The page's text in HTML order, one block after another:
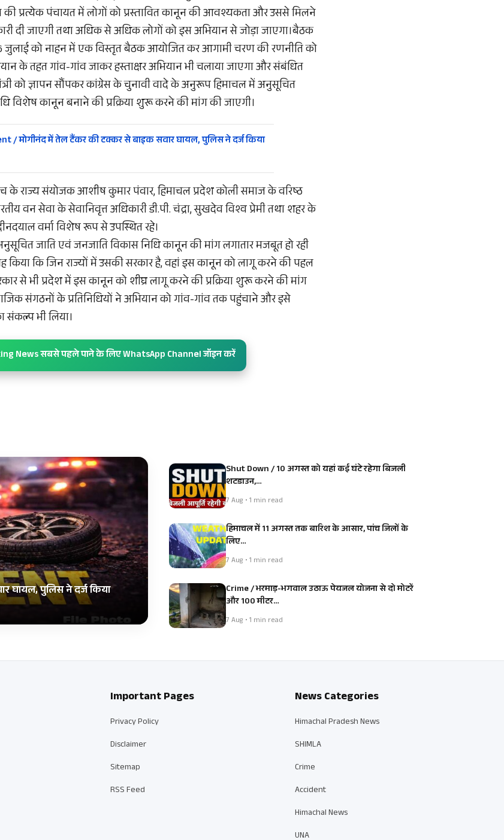
की प्रत्येक पंचायत में लोगों को प्रस्तावित कानून की आवश्यकता और उससे मिलने
दी जाएगी तथा अधिक से अधिक लोगों को इस अभियान से जोड़ा जाएगा।बैठक
जुलाई को नाहन में एक विस्तृत बैठक आयोजित कर आगामी चरण की रणनीति को
के तहत गांव-गांव जाकर हस्ताक्षर अभियान भी चलाया जाएगा और संबंधित
को ज्ञापन सौंपकर कांग्रेस के चुनावी वादे के अनुरूप हिमाचल में अनुसूचित
विशेष कानून बनाने की प्रक्रिया शुरू करने की मांग की जाएगी।
/ मोगीनंद में तेल टैंकर की टक्कर से बाइक सवार घायल, पुलिस ने दर्ज किया
राज्य संयोजक आशीष कुमार पंवार, हिमाचल प्रदेश कोली समाज के वरिष्ठ
वन सेवा के सेवानिवृत्त अधिकारी डी.पी. चंद्रा, सुखदेव विश्व प्रेमी तथा शहर के
वर्मा विशेष रूप से उपस्थित रहे।
जाति एवं जनजाति विकास निधि कानून की मांग लगातार मजबूत हो रही
किया कि जिन राज्यों में उसकी सरकार है, वहां इस कानून को लागू करने की पहल
से भी प्रदेश में इस कानून को शीघ्र लागू करने की प्रक्रिया शुरू करने की मांग
संगठनों के प्रतिनिधियों ने अभियान को गांव-गांव तक पहुंचाने और इसे
भी लिया।
News सबसे पहले पाने के लिए WhatsApp Channel जॉइन करें
घायल, पुलिस ने दर्ज किया
Shut Down / 10 अगस्त को यहां कई घंटे रहेगा बिजली
शटडाउन,…
7 Aug • 1 min read
हिमाचल में 11 अगस्त तक बारिश के आसार, पांच जिलों के
लिए…
7 Aug • 1 min read
Crime / भरमाड़-भगवाल उठाऊ पेयजल योजना से दो मोटरें
और 100 मीटर…
7 Aug • 1 min read
Important Pages
Privacy Policy
Disclaimer
Sitemap
RSS Feed
News Categories
Himachal Pradesh News
SHIMLA
Crime
Accident
Himachal News
UNA